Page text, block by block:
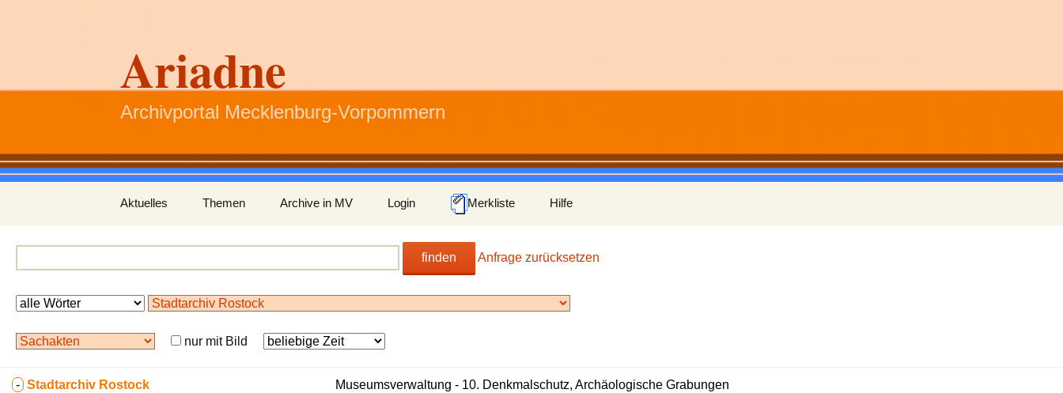
Ariadne
Archivportal Mecklenburg-Vorpommern
Inhalt
springen
Aktuelles Themen Archive in MV Login Merkliste Hilfe
finden Anfrage zurücksetzen
nur mit Bild
- Stadtarchiv Rostock Museumsverwaltung - 10. Denkmalschutz, Archäologische Grabungen